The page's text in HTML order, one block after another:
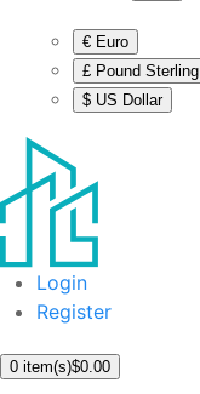
€ Euro
£ Pound Sterling
$ US Dollar
Login
Register
0 item(s)$0.00